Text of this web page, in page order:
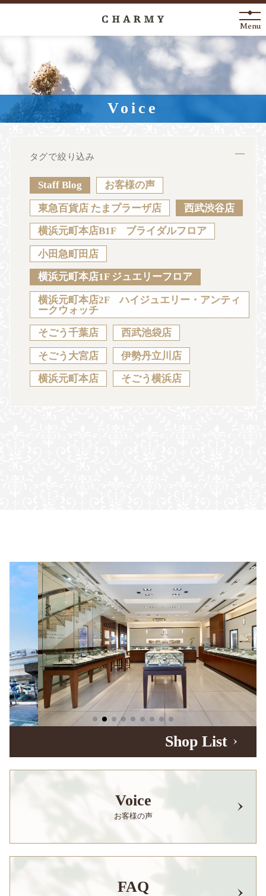
New Arrival
About
Engagement Ring
Anniversary
News Blog
Sustainability Voice Catalog
JA EN CH KO
Menu
Voice
タグで絞り込み
Staff Blog お客様の声
東急百貨店 たまプラーザ店 西武渋谷店
横浜元町本店B1F ブライダルフロア
小田急町田店
横浜元町本店1F ジュエリーフロア
横浜元町本店2F ハイジュエリー・アンティ
ークウォッチ
そごう千葉店 西武池袋店
そごう大宮店 伊勢丹立川店
横浜元町本店 そごう横浜店
Shop List
Voice
お客様の声
FAQ